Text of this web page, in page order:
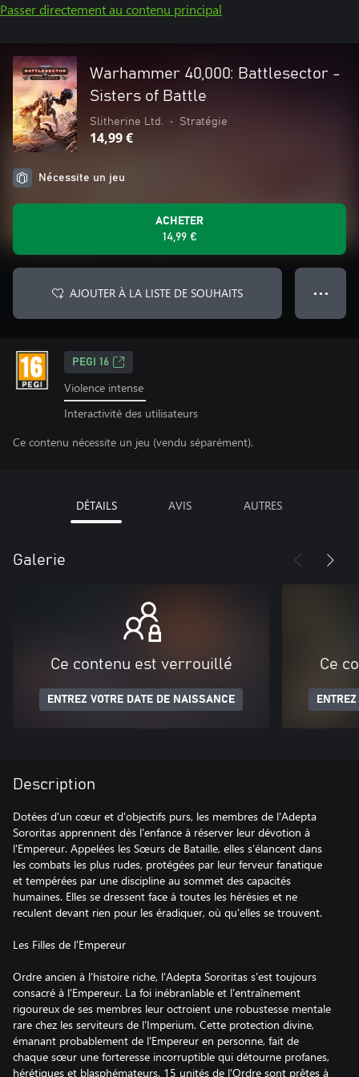
Passer directement au contenu principal
Warhammer 40,000: Battlesector -
Sisters of Battle
Slitherine Ltd. • Stratégie
14,99 €
Nécessite un jeu
ACHETER
14,99 €
AJOUTER À LA LISTE DE SOUHAITS ● ● ●
PEGI 16
Violence intense
Interactivité des utilisateurs
Ce contenu nécessite un jeu (vendu séparément).
DÉTAILS AVIS AUTRES
Galerie
Ce contenu est verrouillé
ENTREZ VOTRE DATE DE NAISSANCE
Ce
Description
Dotées d'un cœur et d'objectifs purs, les membres de l'Adepta
Sororitas apprennent dès l'enfance à réserver leur dévotion à
l'Empereur. Appelées les Sœurs de Bataille, elles s'élancent dans
les combats les plus rudes, protégées par leur ferveur fanatique
et tempérées par une discipline au sommet des capacités
humaines. Elles se dressent face à toutes les hérésies et ne
reculent devant rien pour les éradiquer, où qu'elles se trouvent.
Les Filles de l'Empereur
Ordre ancien à l'histoire riche, l'Adepta Sororitas s'est toujours
consacré à l'Empereur. La foi inébranlable et l'entraînement
rigoureux de ses membres leur octroient une robustesse mentale
rare chez les serviteurs de l'Imperium. Cette protection divine,
émanant probablement de l'Empereur en personne, fait de
chaque sœur une forteresse incorruptible qui détourne profanes,
hérétiques et blasphémateurs. 15 unités de l'Ordre sont prêtes à